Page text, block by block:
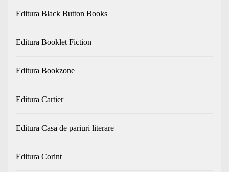
Editura Black Button Books
Editura Booklet Fiction
Editura Bookzone
Editura Cartier
Editura Casa de pariuri literare
Editura Corint